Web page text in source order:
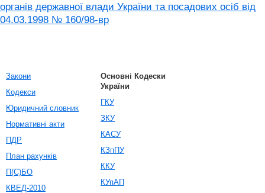
органів державної влади України та посадових осіб від
04.03.1998 № 160/98-вр
Закони
Кодекси
Юридичний словник
Нормативні акти
ПДР
План рахунків
П(С)БО
КВЕД-2010
Основні Кодески
України
ГКУ
ЗКУ
КАСУ
КЗпПУ
ККУ
КУпАП